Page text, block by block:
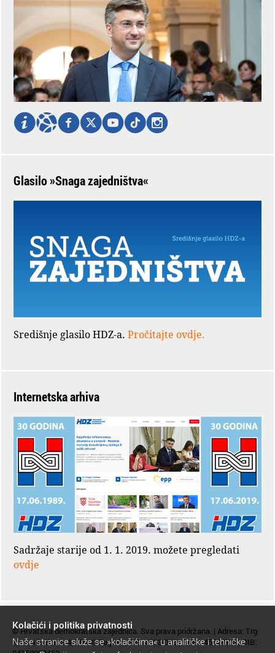
Glasilo »Snaga zajedništva«
Središnje glasilo HDZ-a. Pročitajte ovdje.
Internetska arhiva
Sadržaje starije od 1. 1. 2019. možete pregledati
ovdje
© Hrvatska demokratska zajednica. Sva prava pridržana. | Adresa: Trg
žrtava fašizma 4, 10000 Zagreb | Tel.: 4553-000 | Faks: 4552-600 | OIB:
Kolačići i politika privatnosti
Naše stranice služe se »kolačićima« u analitičke i tehničke